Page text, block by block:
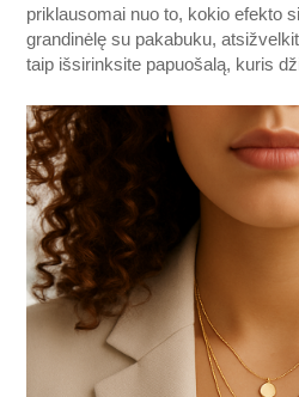
priklausomai nuo to, kokio efekto
grandinėlę su pakabuku,
taip išsirinksite papuošalą, kuris